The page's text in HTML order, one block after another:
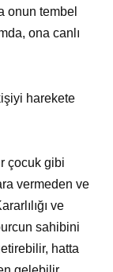
onun tembel
ona canlı
harekete
çocuk gibi
vermeden ve
ve
sahibini
hatta